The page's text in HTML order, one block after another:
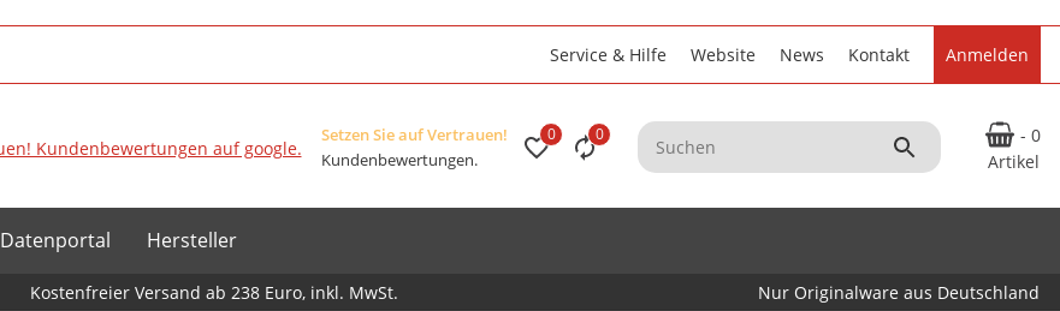
Service & Hilfe Website News Kontakt Anmelden
Setzen Sie auf Vertrauen!
Kundenbewertungen.
0 0
- 0
Artikel
Datenportal Hersteller
Kostenfreier Versand ab 238 Euro, inkl. MwSt.
Nur Originalware aus Deutschland